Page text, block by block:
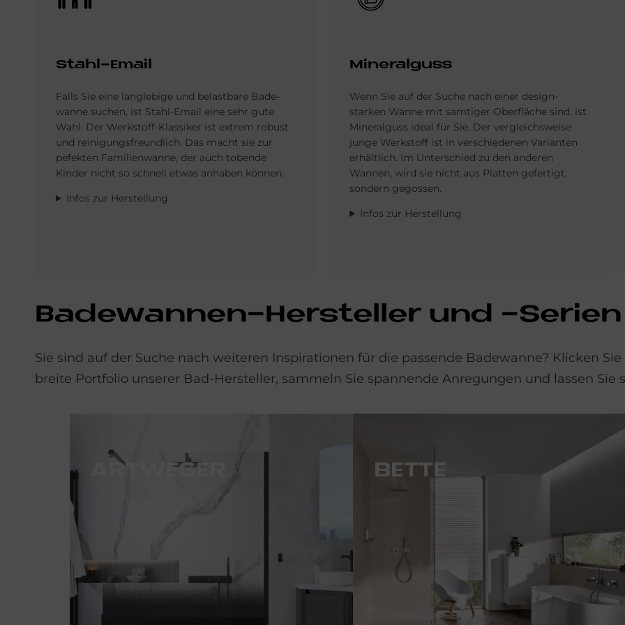
Stahl-Email
Falls Sie eine langlebige und belastbare Bade­
wanne suchen, ist Stahl-Email eine sehr gute
Wahl. Der Werkstoff-Klassiker ist extrem robust
und reinigungs­freundlich. Das macht sie zur
pefekten Familien­wanne, der auch tobende
Kinder nicht so schnell etwas an­haben können.
Infos zur Herstellung
Mi­ne­ral­guss
Wenn Sie auf der Suche nach einer design­
starken Wanne mit samtiger Oberfläche sind, ist
Mineral­guss ideal für Sie. Der vergleichs­weise
junge Werkstoff ist in ver­schiedenen Varianten
erhältlich. Im Unter­schied zu den anderen
Wannen, wird sie nicht aus Platten gefertigt,
sondern gegossen.
Infos zur Herstellung
Ba­de­wan­nen-Her­stel­ler und -Se­ri­en
Sie sind auf der Suche nach weiteren Inspirationen für die passende Badewanne? Klicken
breite Portfolio unserer Bad-Hersteller, sammeln Sie spannende Anregungen und lassen Sie
ART­WE­GER BET­TE